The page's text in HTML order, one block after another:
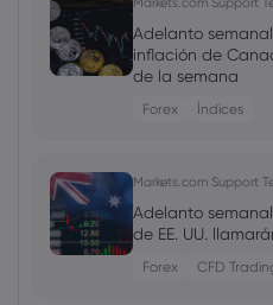
Adelanto
inflación de
de la semana
Forex Índices
Markets.com Support
Adelanto
de EE. UU.
Forex CFD